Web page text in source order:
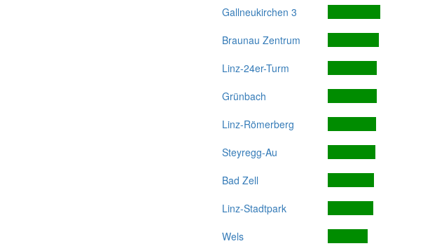
Gallneukirchen 3
Braunau Zentrum
Linz-24er-Turm
Grünbach
Linz-Römerberg
Steyregg-Au
Bad Zell
Linz-Stadtpark
Wels